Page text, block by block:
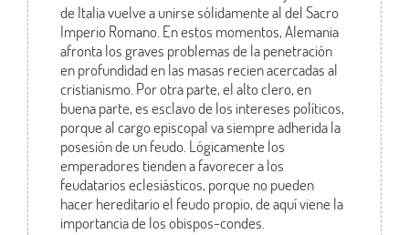
de Italia vuelve a unirse sólidamente al del Sacro
Imperio Romano. En estos momentos, Alemania
afronta los graves problemas de la penetración
en profundidad en las masas recien acercadas al
cristianismo. Por otra parte, el alto clero, en
buena parte, es esclavo de los intereses políticos,
porque al cargo episcopal va siempre adherida la
posesión de un feudo. Lógicamente los
emperadores tienden a favorecer a los
feudatarios eclesiásticos, porque no pueden
hacer hereditario el feudo propio, de aquí viene la
importancia de los obispos-condes.